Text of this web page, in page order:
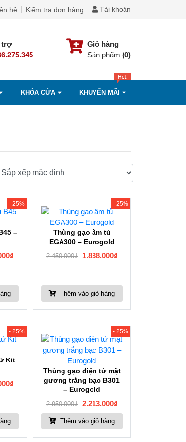
hệ Kiểm tra đơn hàng Tài khoản
trợ
Giỏ hàng
Sản phẩm (0)
KHÓA CỬA KHUYẾN MÃI
- 25%
–
₫
- 25%
Thùng gạo âm tủ
EGA300 – Eurogold
2.450.000₫ 1.838.000₫
Thêm vào giỏ hàng
- 25%
Kit
₫
- 25%
Thùng gạo điện tử mặt
gương trắng bạc B301
– Eurogold
2.950.000₫ 2.213.000₫
Thêm vào giỏ hàng